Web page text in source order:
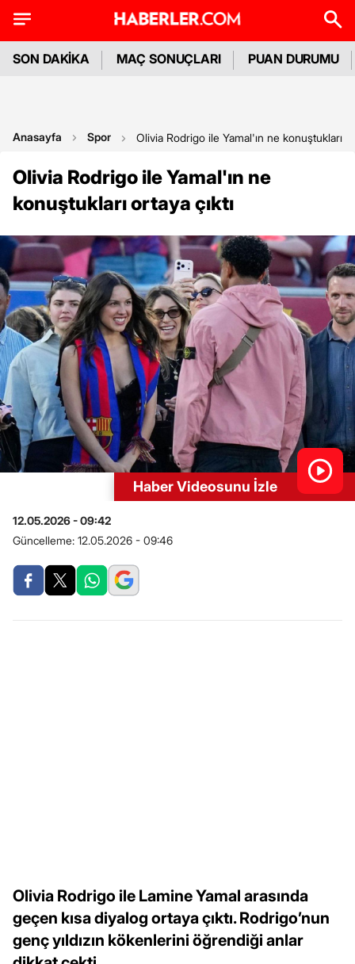
SON DAKİKA MAÇ SONUÇLARI PUAN DURUMU
Anasayfa Spor Olivia Rodrigo ile Yamal'ın ne konuştukları
Olivia Rodrigo ile Yamal'ın ne
konuştukları ortaya çıktı
Haber Videosunu İzle
12.05.2026 - 09:42
Güncelleme: 12.05.2026 - 09:46
Olivia Rodrigo ile Lamine Yamal arasında
geçen kısa diyalog ortaya çıktı. Rodrigo’nun
genç yıldızın kökenlerini öğrendiği anlar